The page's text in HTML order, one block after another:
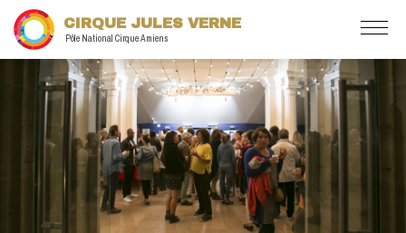
CIRQUE JULES VERNE
Pôle National Cirque Amiens